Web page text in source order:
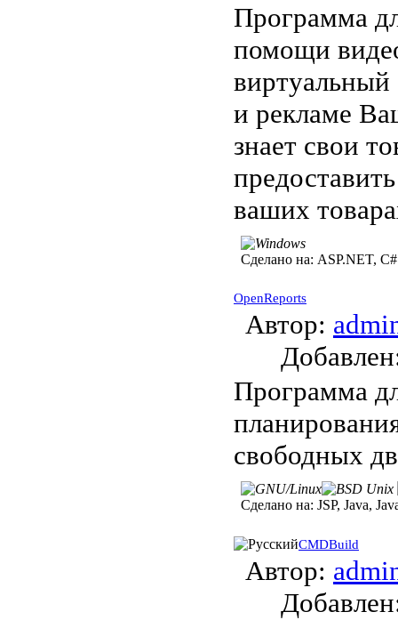
Программа
помощи
и рекламе
знает свои
ваших
Сделано на: ASP.NET, C#
OpenReports
Автор:
Программа
свободных
Сделано на: JSP, Java,
CMDBuild
Автор: